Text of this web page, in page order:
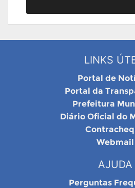
LINKS
Portal de
Portal da
Prefeitura
Diário Oficial do
Webmail
AJUDA
Perguntas